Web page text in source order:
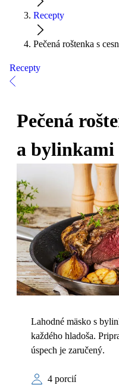
Recepty
Pečená roštenka s
Recepty
Pečená
a bylinkami
Lahodné mäsko s
každého hladoša.
úspech je zaručený.
4 porcií